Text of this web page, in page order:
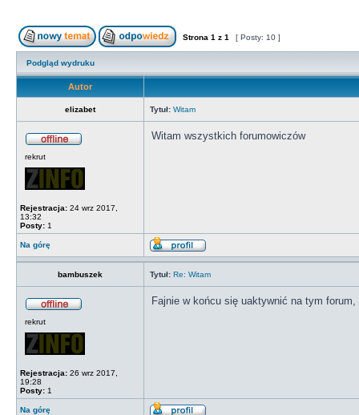
Strona 1 z 1 [ Posty: 10 ]
Podgląd wydruku
Autor
elizabet Tytuł: Witam
rekrut
Rejestracja: 24 wrz 2017,
13:32
Posty: 1
Witam wszystkich forumowiczów
Na górę
bambuszek Tytuł: Re: Witam
rekrut
Rejestracja: 26 wrz 2017,
19:28
Posty: 1
Fajnie w końcu się uaktywnić na tym
Na górę